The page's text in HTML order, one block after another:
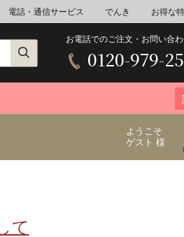
電話・通信サービス でんき お得な
お電話でのご注文・お問い合
0120-979-
ようこそ
ゲスト 様
て